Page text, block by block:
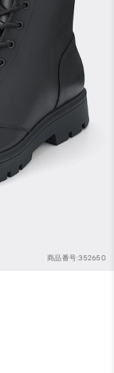
商品番号:352650